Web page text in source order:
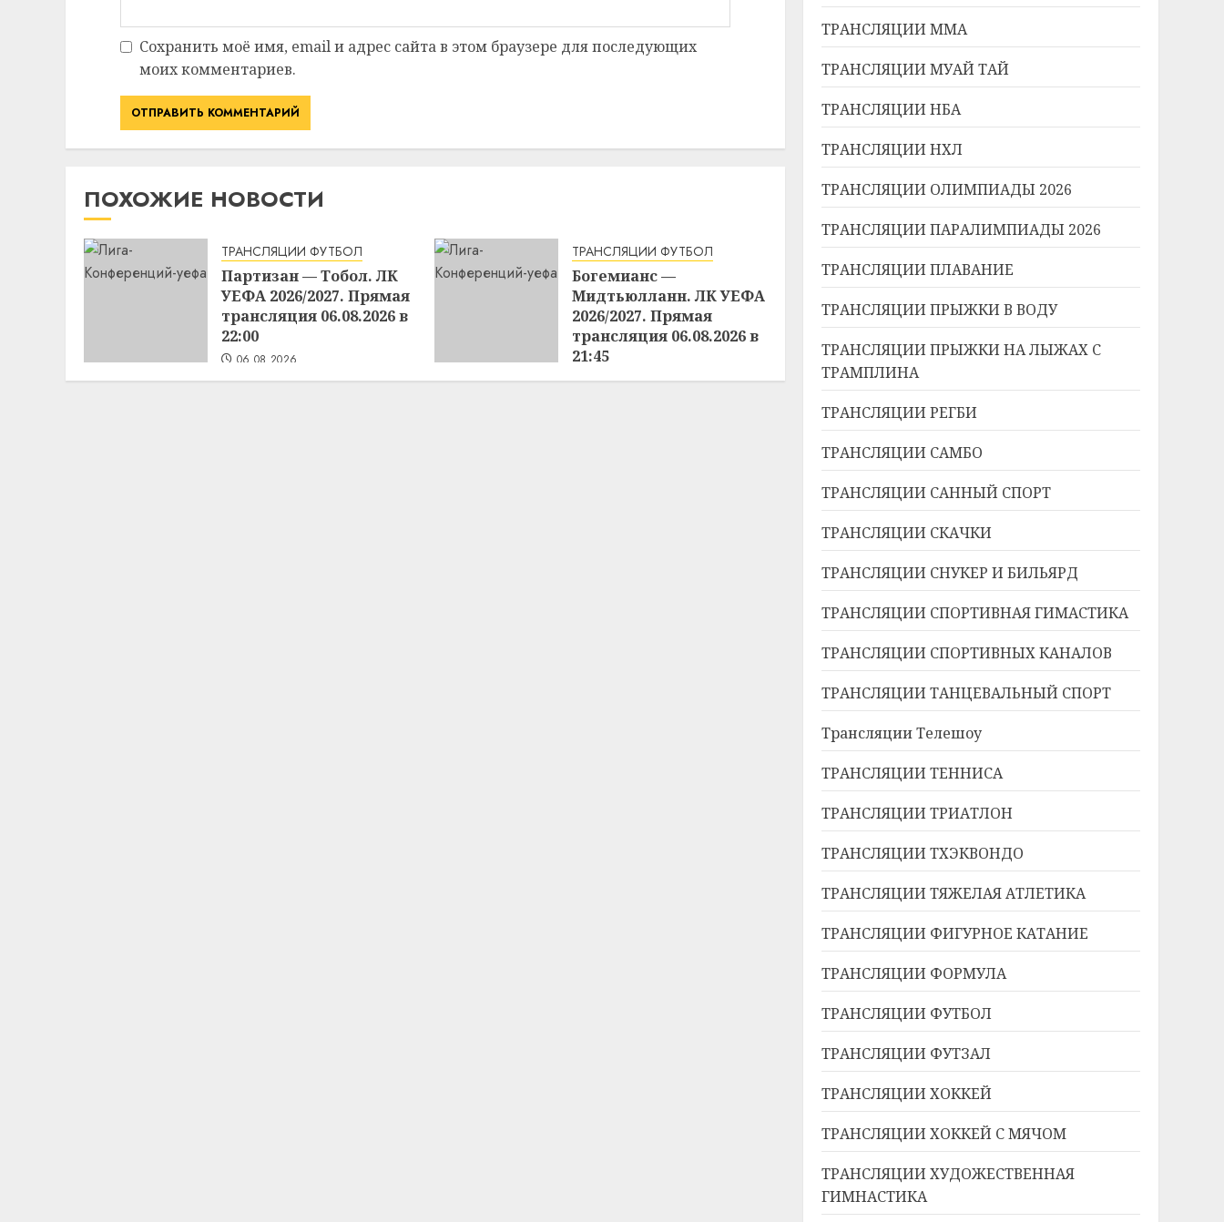
Сохранить моё имя, email и адрес сайта в этом браузере для последующих
моих комментариев.
ПОХОЖИЕ НОВОСТИ
ТРАНСЛЯЦИИ ФУТБОЛ
Партизан — Тобол. ЛК
УЕФА 2026/2027. Прямая
трансляция 06.08.2026 в
22:00
06.08.2026
ТРАНСЛЯЦИИ ФУТБОЛ
Богемианс —
Мидтьюлланн. ЛК УЕФА
2026/2027. Прямая
трансляция 06.08.2026 в
21:45
06.08.2026
ТРАНСЛЯЦИИ ММА
ТРАНСЛЯЦИИ МУАЙ ТАЙ
ТРАНСЛЯЦИИ НБА
ТРАНСЛЯЦИИ НХЛ
ТРАНСЛЯЦИИ ОЛИМПИАДЫ 2026
ТРАНСЛЯЦИИ ПАРАЛИМПИАДЫ 2026
ТРАНСЛЯЦИИ ПЛАВАНИЕ
ТРАНСЛЯЦИИ ПРЫЖКИ В ВОДУ
ТРАНСЛЯЦИИ ПРЫЖКИ НА ЛЫЖАХ С
ТРАМПЛИНА
ТРАНСЛЯЦИИ РЕГБИ
ТРАНСЛЯЦИИ САМБО
ТРАНСЛЯЦИИ САННЫЙ СПОРТ
ТРАНСЛЯЦИИ СКАЧКИ
ТРАНСЛЯЦИИ СНУКЕР И БИЛЬЯРД
ТРАНСЛЯЦИИ СПОРТИВНАЯ ГИМАСТИКА
ТРАНСЛЯЦИИ СПОРТИВНЫХ КАНАЛОВ
ТРАНСЛЯЦИИ ТАНЦЕВАЛЬНЫЙ СПОРТ
Трансляции Телешоу
ТРАНСЛЯЦИИ ТЕННИСА
ТРАНСЛЯЦИИ ТРИАТЛОН
ТРАНСЛЯЦИИ ТХЭКВОНДО
ТРАНСЛЯЦИИ ТЯЖЕЛАЯ АТЛЕТИКА
ТРАНСЛЯЦИИ ФИГУРНОЕ КАТАНИЕ
ТРАНСЛЯЦИИ ФОРМУЛА
ТРАНСЛЯЦИИ ФУТБОЛ
ТРАНСЛЯЦИИ ФУТЗАЛ
ТРАНСЛЯЦИИ ХОККЕЙ
ТРАНСЛЯЦИИ ХОККЕЙ С МЯЧОМ
ТРАНСЛЯЦИИ ХУДОЖЕСТВЕННАЯ
ГИМНАСТИКА